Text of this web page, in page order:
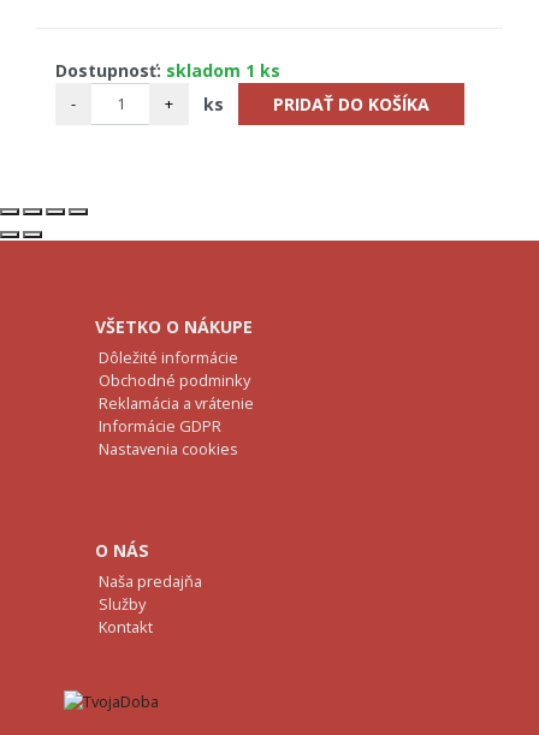
Dostupnosť: skladom 1 ks
- + ks PRIDAŤ DO KOŠÍKA
VŠETKO O NÁKUPE
Dôležité informácie
Obchodné podminky
Reklamácia a vrátenie
Informácie GDPR
Nastavenia cookies
O NÁS
Naša predajňa
Služby
Kontakt